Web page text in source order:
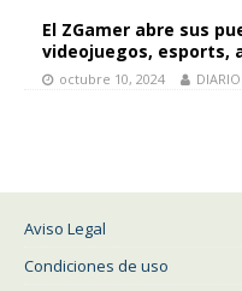
El ZGamer abre sus
videojuegos, esports,
octubre 10, 2024
Aviso Legal
Condiciones de uso